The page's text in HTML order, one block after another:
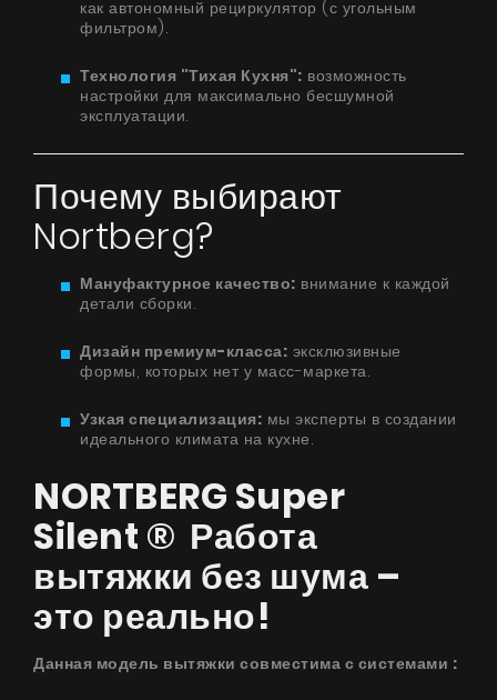
Галерея
Контакты
как автономный рециркулятор (с угольным
фильтром).
Технология "Тихая Кухня": возможность
настройки для максимально бесшумной
эксплуатации.
Почему выбирают
Nortberg?
Мануфактурное качество: внимание к каждой
детали сборки.
Дизайн премиум-класса: эксклюзивные
формы, которых нет у масс-маркета.
Узкая специализация: мы эксперты в создании
идеального климата на кухне.
NORTBERG Super
Silent ® Работа
вытяжки без шума –
это реально!
Данная модель вытяжки совместима с системами ​: